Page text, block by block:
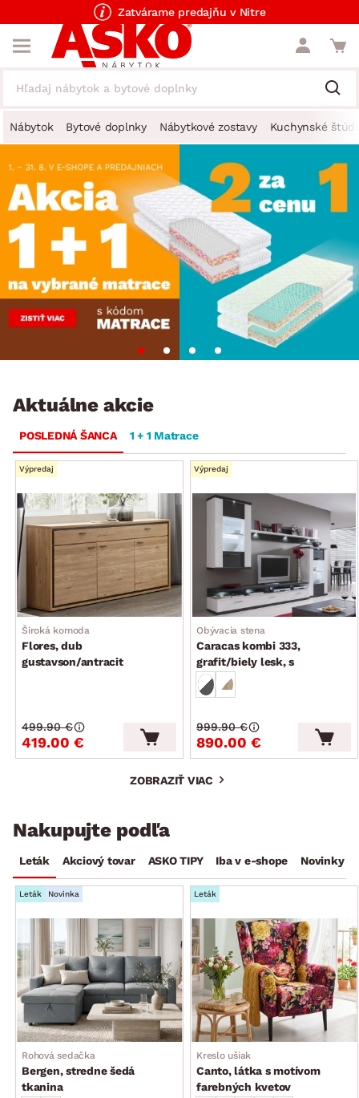
Zatvárame predajňu v Nitre
Nábytok Bytové doplnky Nábytkové zostavy Kuchynské
Aktuálne akcie
POSLEDNÁ ŠANCA 1 + 1 Matrace
Výpredaj
Široká komoda
Flores, dub
gustavson/antracit
419.00 €
499.90 €
Výpredaj
Obývacia stena
Caracas kombi 333,
grafit/biely lesk, s
osvetlením
890.00 €
999.90 €
ZOBRAZIŤ VIAC
Nakupujte podľa
Leták Akciový tovar ASKO TIPY Iba v e-shope Novinky
Leták Novinka
Rohová sedačka
Bergen, stredne šedá
tkanina
Leták
Kreslo ušiak
Canto, látka s motívom
farebných kvetov